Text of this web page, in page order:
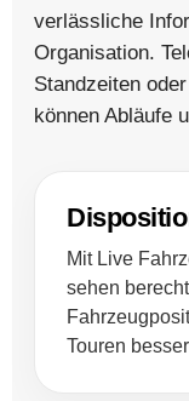
verlässliche
Organisation.
Standzeiten
können Abläufe
Mit Live
sehen
Touren